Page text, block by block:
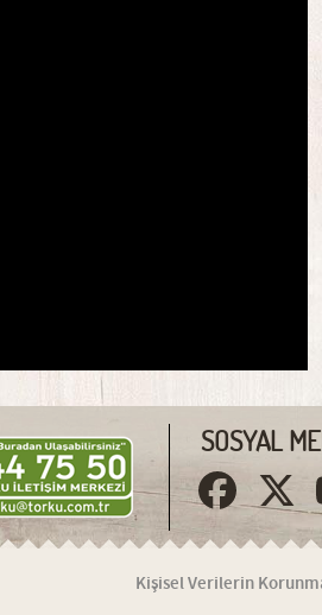
SOSYAL
Kişisel Verilerin